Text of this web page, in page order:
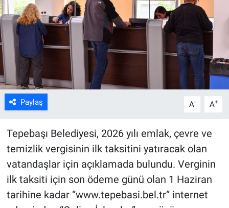
Paylaş A- A+
Tepebaşı Belediyesi, 2026 yılı emlak, çevre ve
temizlik vergisinin ilk taksitini yatıracak olan
vatandaşlar için açıklamada bulundu. Verginin
ilk taksiti için son ödeme günü olan 1 Haziran
tarihine kadar “www.tepebasi.bel.tr” internet